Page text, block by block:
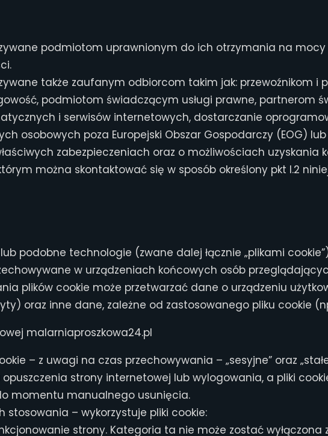
podmiotom uprawnionym do ich otrzymania na
także zaufanym odbiorcom takim jak: przewoźnikom i
podmiotom świadczącym usługi prawne, partnerom
i serwisów internetowych, dostarczanie
osobowych poza Europejski Obszar Gospodarczy (EOG)
zabezpieczeniach oraz o możliwościach uzyskania
można skontaktować się w sposób określony pkt I.2
podobne technologie (zwane dalej łącznie „plikami
w urządzeniach końcowych osób
plików cookie może przetwarzać dane o urządzeniu
oraz inne dane, zależne od zastosowanego pliku cookie
malarniaproszkowa24.pl
– z uwagi na czas przechowywania – „sesyjne” oraz
strony internetowej lub wylogowania, a pliki
momentu manualnego usunięcia.
– wykorzystuje pliki cookie:
strony. Kategoria ta nie może zostać wyłączona